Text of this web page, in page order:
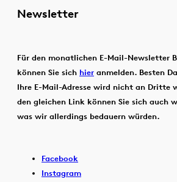
Newsletter
Für den monatlichen E-Mail-Newsletter
können Sie sich hier anmelden. Besten
Ihre E-Mail-Adresse wird nicht an Dritte
den gleichen Link können Sie sich auch
was wir allerdings bedauern würden.
Facebook
Instagram